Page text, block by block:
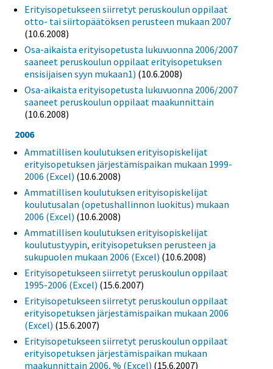
Erityisopetukseen siirretyt peruskoulun oppilaat
otto- tai siirtopäätöksen perusteen mukaan 2007
(10.6.2008)
Osa-aikaista erityisopetusta lukuvuonna 2006/2007
saaneet peruskoulun oppilaat erityisopetuksen
ensisijaisen syyn mukaan1) (10.6.2008)
Osa-aikaista erityisopetusta lukuvuonna 2006/2007
saaneet peruskoulun oppilaat maakunnittain
(10.6.2008)
2006
Ammatillisen koulutuksen erityisopiskelijat
erityisopetuksen järjestämispaikan mukaan 1999-
2006 (Excel) (10.6.2008)
Ammatillisen koulutuksen erityisopiskelijat
koulutusalan (opetushallinnon luokitus) mukaan
2006 (Excel) (10.6.2008)
Ammatillisen koulutuksen erityisopiskelijat
koulutustyypin, erityisopetuksen perusteen ja
sukupuolen mukaan 2006 (Excel) (10.6.2008)
Erityisopetukseen siirretyt peruskoulun oppilaat
1995-2006 (Excel) (15.6.2007)
Erityisopetukseen siirretyt peruskoulun oppilaat
erityisopetuksen järjestämispaikan mukaan 2006
(Excel) (15.6.2007)
Erityisopetukseen siirretyt peruskoulun oppilaat
erityisopetuksen järjestämispaikan mukaan
maakunnittain 2006, % (Excel) (15.6.2007)